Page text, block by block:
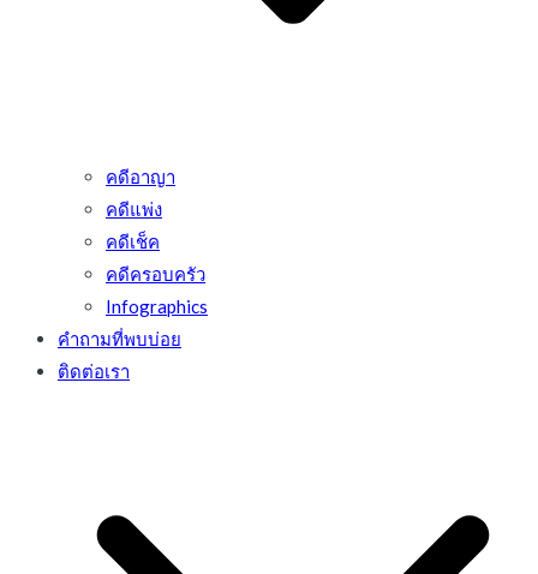
คดีอาญา
คดีแพ่ง
คดีเช็ค
คดีครอบครัว
Infographics
คำถามที่พบบ่อย
ติดต่อเรา